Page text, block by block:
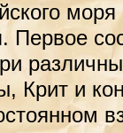
Первое
Крит и